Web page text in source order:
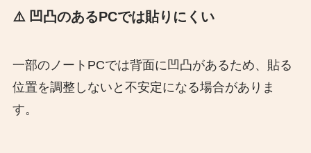
⚠️ 凹凸のあるPCでは貼りにくい
一部のノートPCでは背面に凹凸があるため、貼る
位置を調整しないと不安定になる場合がありま
す。